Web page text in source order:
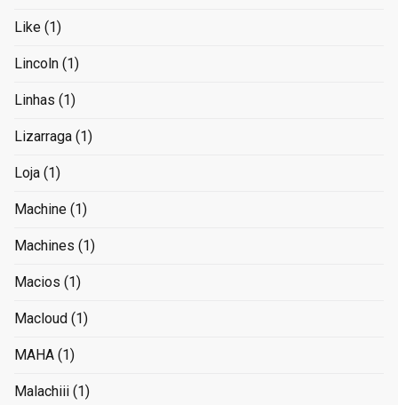
Like (1)
Lincoln (1)
Linhas (1)
Lizarraga (1)
Loja (1)
Machine (1)
Machines (1)
Macios (1)
Macloud (1)
MAHA (1)
Malachiii (1)